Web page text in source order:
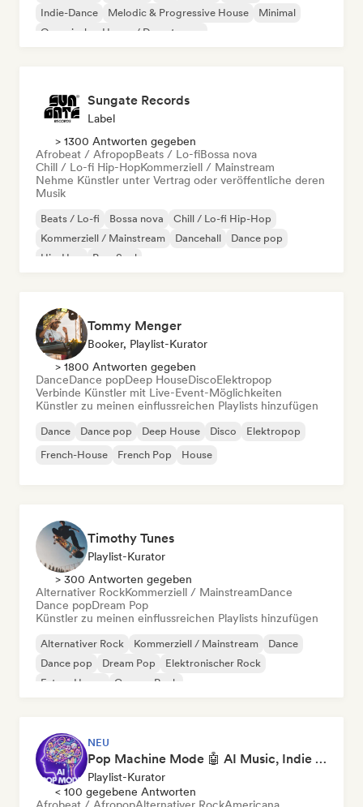
Indie-Dance
Melodic & Progressive House
Minimal
Organischer House / Downtempo
Sungate Records
Label
> 1300 Antworten gegeben
Afrobeat / AfropopBeats / Lo-fiBossa nova
Chill / Lo-fi Hip-HopKommerziell / Mainstream
Nehme Künstler unter Vertrag oder veröffentliche deren
Musik
Beats / Lo-fi Bossa nova
Chill / Lo-fi Hip-Hop
Kommerziell / Mainstream
Dancehall
Dance pop
Hip-Hop
Pop-Soul
Tommy Menger
Booker, Playlist-Kurator
> 1800 Antworten gegeben
DanceDance popDeep HouseDiscoElektropop
Verbinde Künstler mit Live-Event-Möglichkeiten
Künstler zu meinen einflussreichen Playlists hinzufügen
Dance Dance pop Deep House Disco
Elektropop
French-House
French Pop House
Timothy Tunes
Playlist-Kurator
> 300 Antworten gegeben
Alternativer RockKommerziell / MainstreamDance
Dance popDream Pop
Künstler zu meinen einflussreichen Playlists hinzufügen
Alternativer Rock Kommerziell / Mainstream
Dance
Dance pop
Dream Pop
Elektronischer Rock
Future House
Garage-Rock
NEU
Pop Machine Mode 🤖 AI Music, Indie Pop & Dream Pop
Playlist-Kurator
< 100 gegebene Antworten